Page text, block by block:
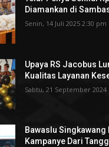
Diamankan di
Senin, 14 Juli 2025 2:30 pm
Upaya RS Jacobus
Kualitas Layanan
Sabtu, 21 September 2024
Bawaslu
Kampanye Dari